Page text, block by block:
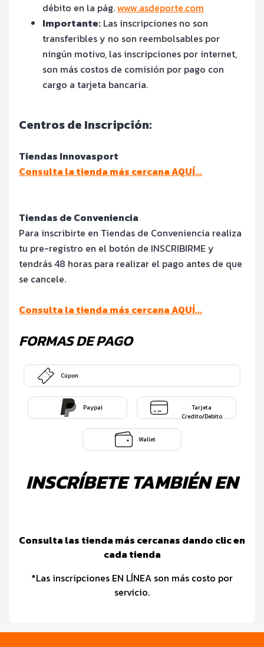
débito en la pág.www.asdeporte.com
Importante: Las inscripciones no son
transferibles y no son reembolsables por
ningún motivo, las inscripciones por internet,
son más costos de comisión por pago con
cargo a tarjeta bancaria.
Centros de Inscripción:
Tiendas Innovasport
Consulta la tienda más cercana AQUÍ...
Tiendas de Conveniencia
Para inscribirte en Tiendas de Conveniencia realiza
tu pre-registro en el botón de INSCRIBIRME y
tendrás 48 horas para realizar el pago antes de que
se cancele.
Consulta la tienda más cercana AQUÍ...
FORMAS DE PAGO
Cúpon
Paypal
Tarjeta
Credito/Debito
Wallet
INSCRÍBETE TAMBIÉN EN
Consulta las tienda más cercanas dando clic en
cada tienda
*Las inscripciones EN LÍNEA son más costo por
servicio.